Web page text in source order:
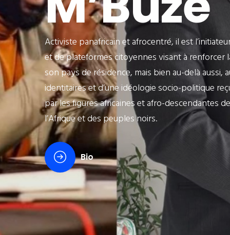
Activiste panafricain et afrocentré, il est
et de plateformes citoyennes visant à renforcer
son pays de résidence, mais bien au-delà aussi,
identitaires et d’une idéologie socio-politique
par les figures africaines et afro-descendantes
l’Afrique et des peuples noirs.
Bio